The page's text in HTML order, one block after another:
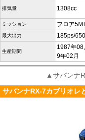
排気量 1308cc
ミッション フロア
最大出力 185ps/
生産期間
1987年
9年02月
▲サバンナ
サバンナRX-7カブリオレ